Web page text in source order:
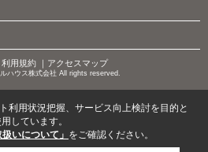
利用規約｜ アクセスマップ
ハウス株式会社 All rights reserved.
利用状況把握、サービス向上検討を目的と
しています。
いについて」 をご確認ください。